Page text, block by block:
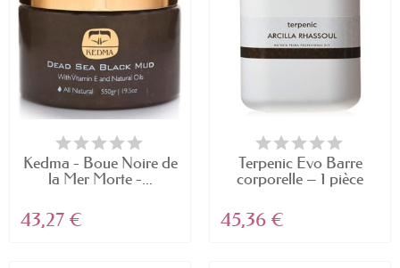
Kedma - Boue Noire de
la Mer Morte -...
43,27 €
Terpenic Evo Barre
corporelle – 1 pièce
45,36 €